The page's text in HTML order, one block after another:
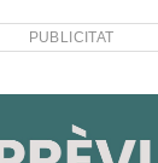
PUBLICITAT